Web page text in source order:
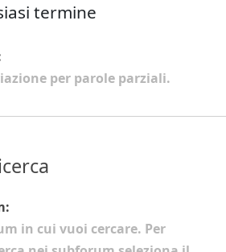
termine
per parole parziali.
in cui vuoi cercare. Per